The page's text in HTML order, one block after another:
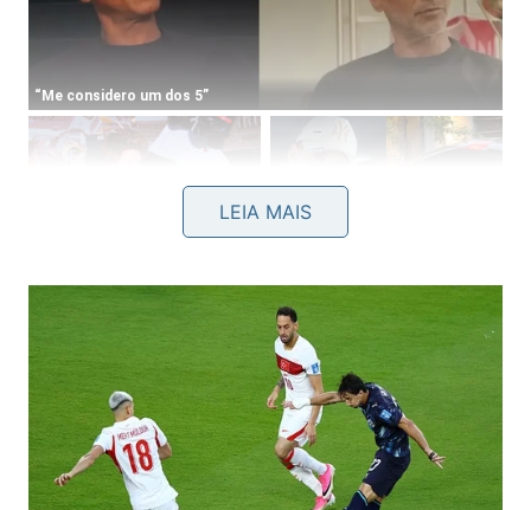
rachado ou solto em várias juntas consecutivas,
pequenos estalos ao caminhar sobre o piso, peças
levemente elevadas ou desalinhadas em relação às
vizinhas e sensação de desnível ao passar a mão
sobre a superfície. Quanto antes esses sintomas
forem identificados, menor será a extensão do
reparo necessário.
LEIA MAIS